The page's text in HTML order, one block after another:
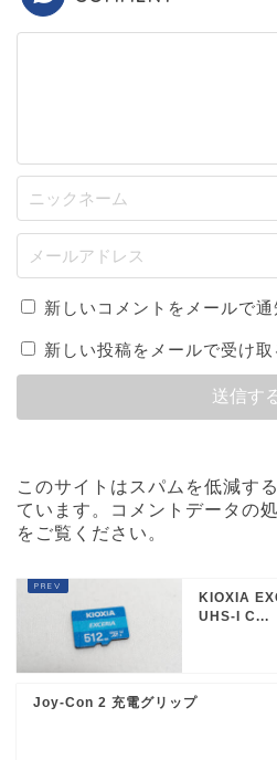
新しいコメントをメールで通
新しい投稿をメールで受け取
このサイトはスパムを低減す
ています。
コメントデータの
をご覧ください 。
KIOXIA
UHS-I C...
Joy-Con 2 充電グリップ